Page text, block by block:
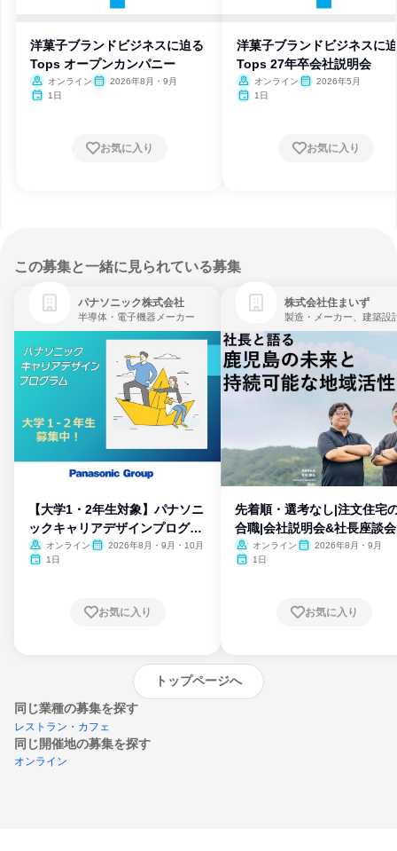
洋菓子ブランドビジネスに迫る
Tops オープンカンパニー
オンライン
2026年8月・9月
1日
お気に入り
洋菓子ブランドビジネスに
Tops 27年卒会社説明会
オンライン
2026年5月
1日
お気に入り
この募集と一緒に見られている募集
パナソニック株式会社
半導体・電子機器メーカー
【大学1・2年生対象】パナソニ
ックキャリアデザインプログラ
ム
オンライン
2026年8月・9月・10月
1日
お気に入り
株式会社住まいず
製造・メーカー、建築設
先着順・選考なし|注文住宅
合職|会社説明会&社長座談会
オンライン
2026年8月・9月
1日
お気に入り
トップページへ
同じ業種の募集を探す
レストラン・カフェ
同じ開催地の募集を探す
オンライン